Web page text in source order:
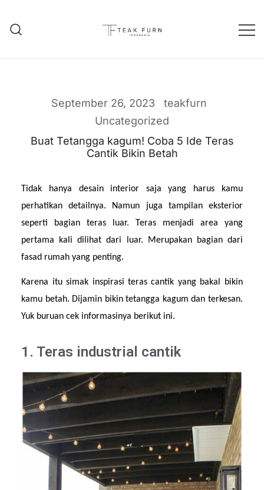
September 26, 2023
teakfurn
Uncategorized
Buat Tetangga kagum! Coba 5 Ide Teras
Cantik Bikin Betah
Tidak hanya desain interior saja yang harus kamu
perhatikan detailnya. Namun juga tampilan eksterior
seperti bagian teras luar. Teras menjadi area yang
pertama kali dilihat dari luar. Merupakan bagian dari
fasad rumah yang penting.
Karena itu simak inspirasi teras cantik yang bakal bikin
kamu betah. Dijamin bikin tetangga kagum dan terkesan.
Yuk buruan cek informasinya berikut ini.
1. Teras industrial cantik